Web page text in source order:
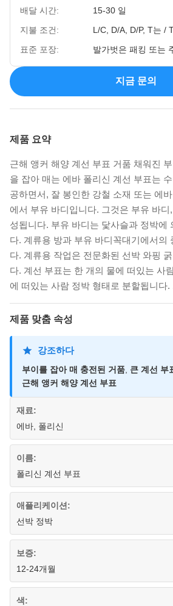
배달 시간:
15-30 일
지불 조건:
L/C, D/A, D/P, T는 /
표준 포장:
발가벗은 패킹 또는
지금 문의
제품 요약
근해 앵커 해양 계선 부표 거품 채워진
을 잡아 매는 에바 폴리신 계선 부표는
공하면서, 잘 봉인한 강철 소재 또는 에
에서 부유 바디입니다. 그것은 부유 바
성됩니다. 부유 바디는 닻사슬과 정박에
다. 계류용 방과 부유 바디꼭대기에서의
다. 계류용 작업은 전문화된 선박 와핑
다. 계선 부표는 한 개의 물에 떠있는 사
에 떠있는 사람 정박 형태로 분할됩니다.
제품 맞춤 속성
강조하다
부이를 잡아 매 충전된 거품 큰 계선 부
근해 앵커 해양 계선 부표
재료:
에바, 폴리신
이름:
폴리신 계선 부표
애플리케이션:
선박 정박
보증:
12-24개월
색: